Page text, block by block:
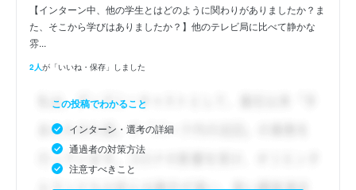
【インターン中、他の学生とはどのように関わりがありましたか？ま
た、そこから学びはありましたか？】他のテレビ局に比べて静かな
雰...
2人が「いいね・保存」しました
この投稿でわかること
インターン・選考の詳細
通過者の対策方法
注意すべきこと